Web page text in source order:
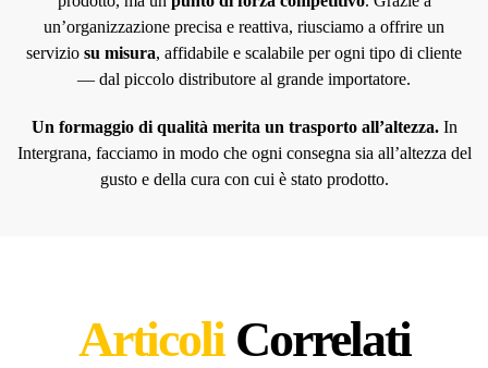
un’organizzazione precisa e reattiva, riusciamo a offrire un
servizio su misura, affidabile e scalabile per ogni tipo di cliente
— dal piccolo distributore al grande importatore.
Un formaggio di qualità merita un trasporto all’altezza.In
Intergrana, facciamo in modo che ogni consegna sia all’altezza del
gusto e della cura con cui è stato prodotto.
ArticoliCorrelati